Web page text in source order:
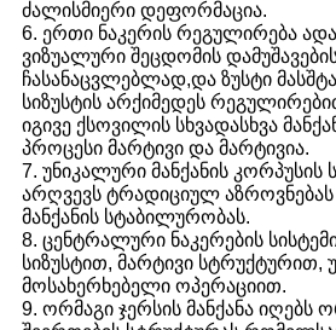
ძალისმიერი დეფორმაცია.
6. ერთი ნაკერის რეგულირება
ვიზუალური შეცდომის
ჩასანაცვლებლად,და ზუსტი
სიზუსტის არქიმედეს
იგივე ქსოვილის სხვადასხვა
პროცესი მარტივი და მარტივია.
7. უნიკალური მანქანის კორპუსის
არღვევს ტრადიციულ აზროვნებას
მანქანის სტაბილურობას.
8. ცენტრალური ნაკერების
სიზუსტით, მარტივი სტრუქტურით,
მოსახერხებელი ოპერაციით.
9. ორმაგი ჯერსის მანქანა იღებს